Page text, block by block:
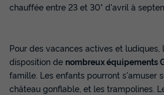
Voir les
chauffée entre 23 et 30° d'avril à
Pour des vacances actives et
disposition de nombreux équipements
famille. Les enfants pourront s'amuser
château gonflable, et les trampolines.